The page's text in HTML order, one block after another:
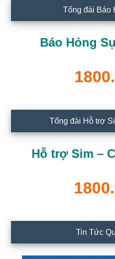
Tổng đài Báo
Báo Hỏng
Tổng đài Hỗ trợ
Hỗ trợ Sim –
Tin Tức